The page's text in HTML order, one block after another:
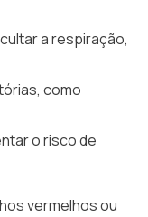
a respiração,
como
o risco de
vermelhos ou